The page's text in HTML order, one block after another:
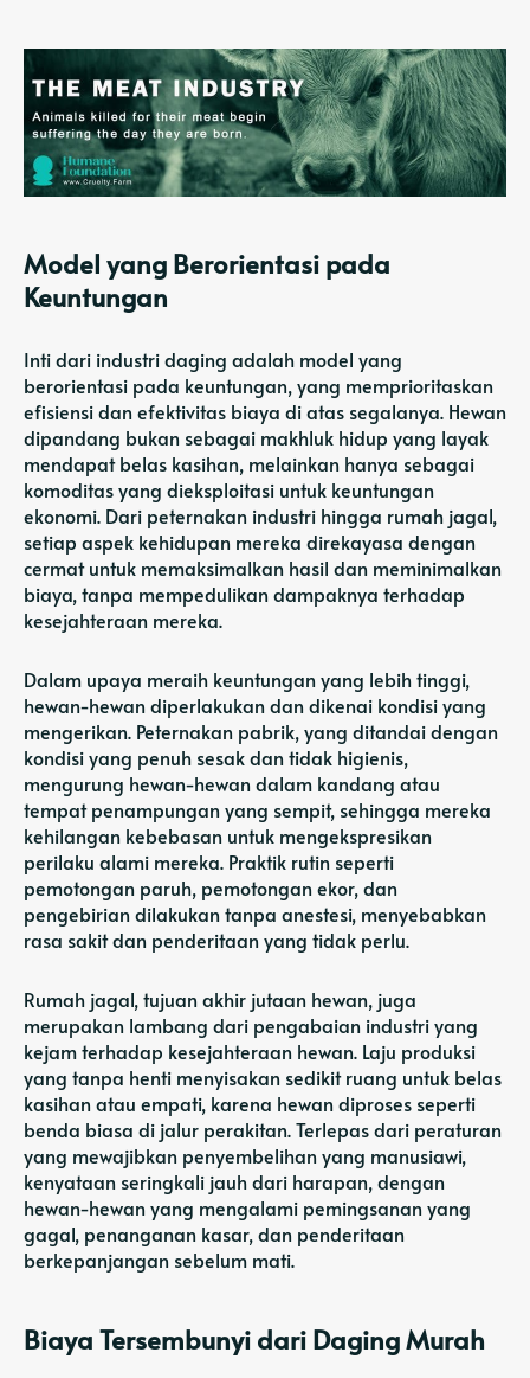
Model yang Berorientasi pada
Keuntungan
Inti dari industri daging adalah model yang
berorientasi pada keuntungan, yang memprioritaskan
efisiensi dan efektivitas biaya di atas segalanya. Hewan
dipandang bukan sebagai makhluk hidup yang layak
mendapat belas kasihan, melainkan hanya sebagai
komoditas yang dieksploitasi untuk keuntungan
ekonomi. Dari peternakan industri hingga rumah jagal,
setiap aspek kehidupan mereka direkayasa dengan
cermat untuk memaksimalkan hasil dan meminimalkan
biaya, tanpa mempedulikan dampaknya terhadap
kesejahteraan mereka.
Dalam upaya meraih keuntungan yang lebih tinggi,
hewan-hewan diperlakukan dan dikenai kondisi yang
mengerikan. Peternakan pabrik, yang ditandai dengan
kondisi yang penuh sesak dan tidak higienis,
mengurung hewan-hewan dalam kandang atau
tempat penampungan yang sempit, sehingga mereka
kehilangan kebebasan untuk mengekspresikan
perilaku alami mereka. Praktik rutin seperti
pemotongan paruh, pemotongan ekor, dan
pengebirian dilakukan tanpa anestesi, menyebabkan
rasa sakit dan penderitaan yang tidak perlu.
Rumah jagal, tujuan akhir jutaan hewan, juga
merupakan lambang dari pengabaian industri yang
kejam terhadap kesejahteraan hewan. Laju produksi
yang tanpa henti menyisakan sedikit ruang untuk belas
kasihan atau empati, karena hewan diproses seperti
benda biasa di jalur perakitan. Terlepas dari peraturan
yang mewajibkan penyembelihan yang manusiawi,
kenyataan seringkali jauh dari harapan, dengan
hewan-hewan yang mengalami pemingsanan yang
gagal, penanganan kasar, dan penderitaan
berkepanjangan sebelum mati.
Biaya Tersembunyi dari Daging Murah